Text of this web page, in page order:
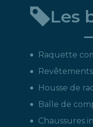
Les
Raquette
Revêtements
Housse de
Balle de
Chaussures